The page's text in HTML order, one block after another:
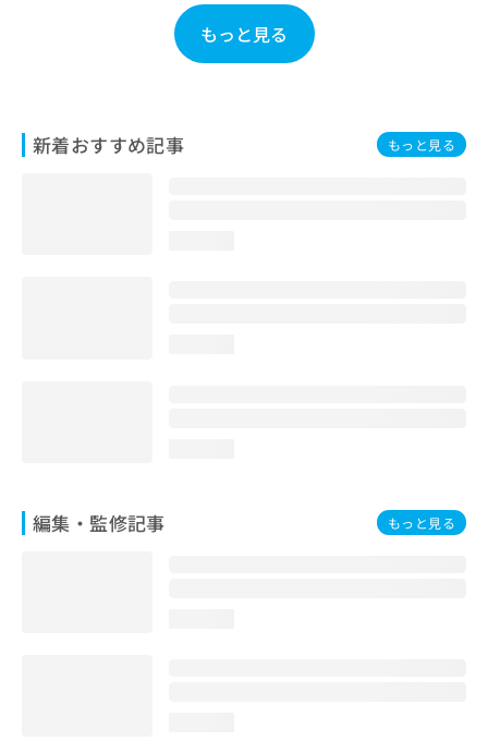
もっと見る
新着おすすめ記事 もっと見る
編集・監修記事 もっと見る
は